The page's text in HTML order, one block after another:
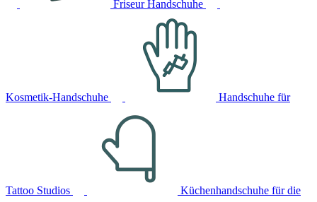
Friseur Handschuhe
Kosmetik-Handschuhe Handschuhe für
Tattoo Studios Küchenhandschuhe für die